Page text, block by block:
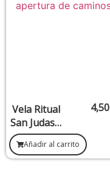
Vela Ritual
San Judas –
Peticiones
Difíciles y
Apertura
4,50
Añadir al carrito